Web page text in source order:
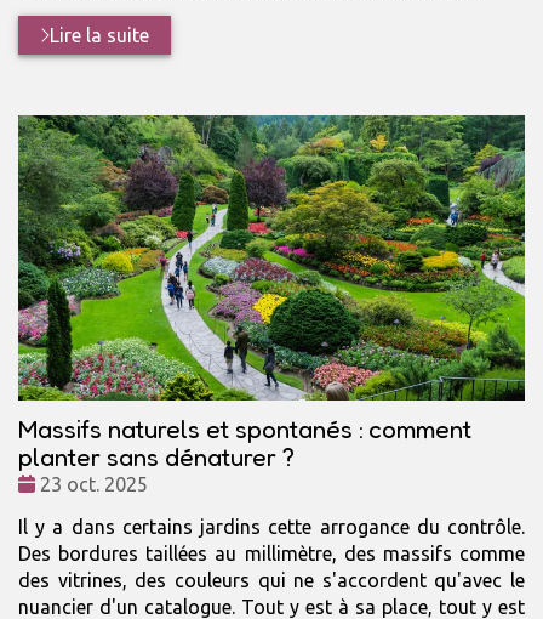
Lire la suite
Massifs naturels et spontanés : comment
planter sans dénaturer ?
Date
23 oct. 2025
Il y a dans certains jardins cette arrogance du contrôle.
Des bordures taillées au millimètre, des massifs comme
des vitrines, des couleurs qui ne s'accordent qu'avec le
nuancier d'un catalogue. Tout y est à sa place, tout y est